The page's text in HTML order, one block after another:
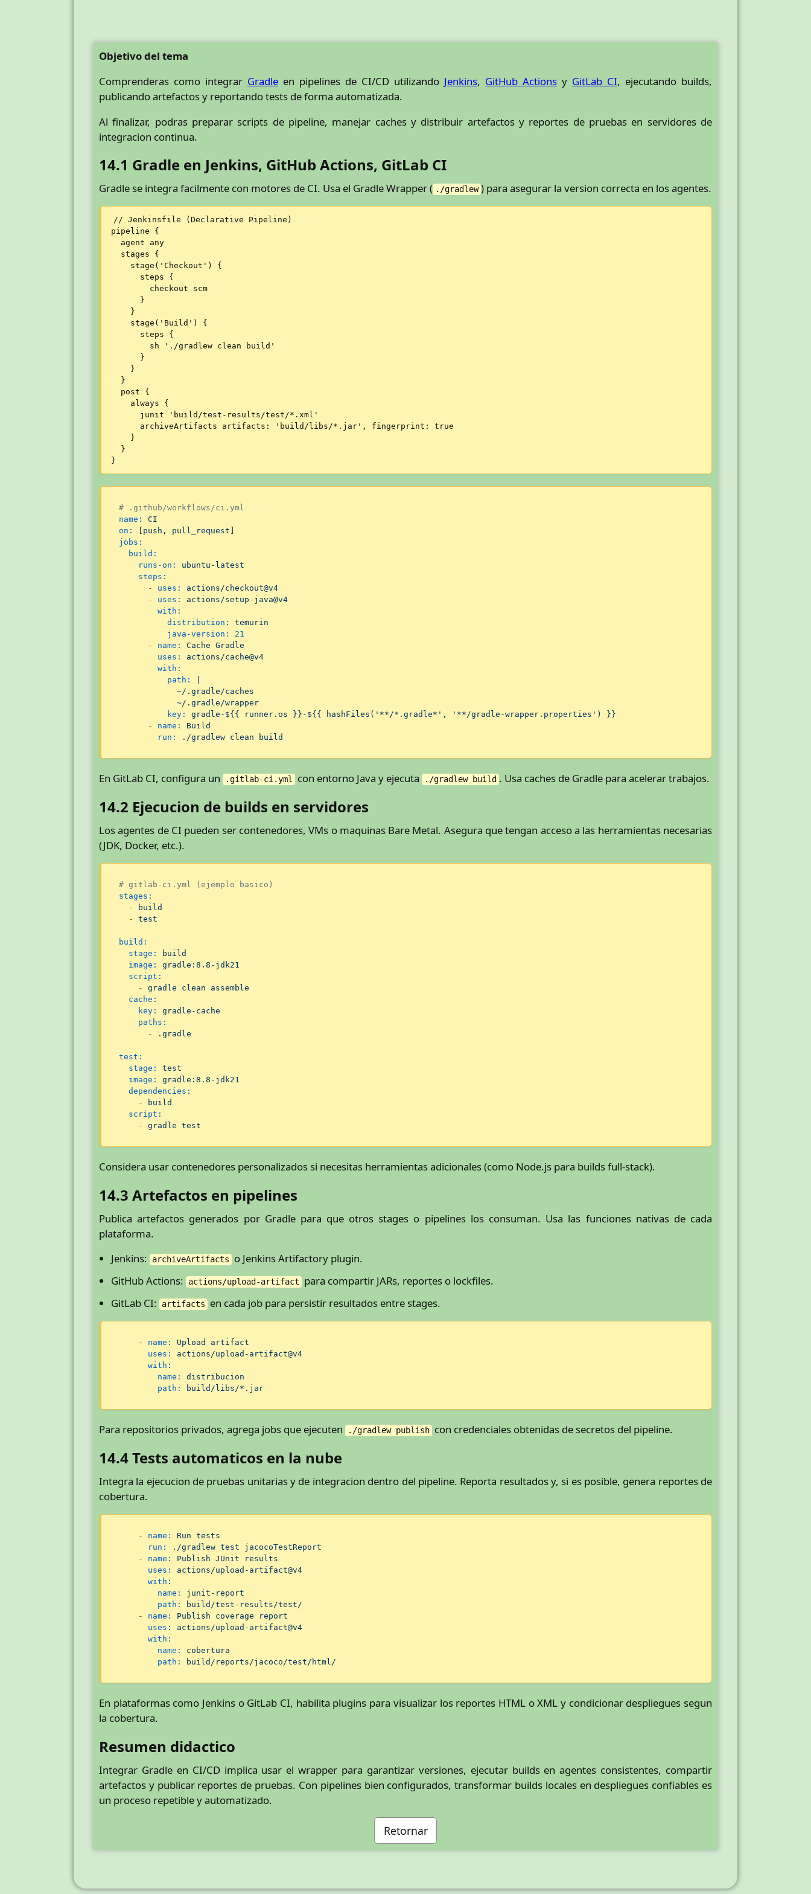
Objetivo del tema
Comprenderas como integrar Gradle en pipelines de CI/CD utilizando Jenkins, GitHub Actions y GitLab CI, ejecutando builds,
publicando artefactos y reportando tests de forma automatizada.
Al finalizar, podras preparar scripts de pipeline, manejar caches y distribuir artefactos y reportes de pruebas en servidores de
integracion continua.
14.1 Gradle en Jenkins, GitHub Actions, GitLab CI
Gradle se integra facilmente con motores de CI. Usa el Gradle Wrapper ( ./gradlew ) para asegurar la version correcta en los agentes.
// Jenkinsfile (Declarative Pipeline)
pipeline {
  agent any
  stages {
    stage('Checkout') {
      steps {
        checkout scm
      }
    }
    stage('Build') {
      steps {
        sh './gradlew clean build'
      }
    }
  }
  post {
    always {
      junit 'build/test-results/test/*.xml'
      archiveArtifacts artifacts: 'build/libs/*.jar', fingerprint: true
    }
  }
}
# .github/workflows/ci.yml
name:
CI
on:
push , pull_request
jobs:
build:
runs-on:
ubuntu-latest
steps:
-
uses:
actions/checkout@v4
-
uses:
actions/setup-java@v4
with:
distribution:
temurin
java-version:
21
-
name: Cache Gradle
uses:
actions/cache@v4
with:
path:
            ~/.gradle/caches
key:
gradle-${{ runner.os }}-${{ hashFiles('**/*.gradle*', '**/gradle-wrapper.properties' )
}}
-
name:
Build
run:
./gradlew clean build
En GitLab CI, configura un .gitlab-ci.yml con entorno Java y ejecuta ./gradlew build . Usa caches de Gradle para acelerar trabajos.
14.2 Ejecucion de builds en servidores
Los agentes de CI pueden ser contenedores, VMs o maquinas Bare Metal. Asegura que tengan acceso a las herramientas necesarias
(JDK, Docker, etc.).
# gitlab-ci.yml (ejemplo basico)
stages:
-
build
-
test
build:
stage:
build
image:
gradle:8.8-jdk21
script:
-
gradle clean
assemble
cache:
key:
gradle-cache
paths:
-
.gradle
test:
stage:
test
image:
gradle:8.8-jdk21
dependencies:
-
build
script:
-
gradle test
Considera usar contenedores personalizados si necesitas herramientas adicionales (como Node.js para builds full-stack).
14.3 Artefactos en pipelines
Publica artefactos generados por Gradle para que otros stages o pipelines los consuman. Usa las funciones nativas de cada
plataforma.
Jenkins:
archiveArtifacts
o Jenkins Artifactory plugin.
GitHub Actions:
actions/upload-artifact
para compartir JARs, reportes o lockfiles.
GitLab CI:
artifacts en cada job para persistir resultados entre stages.
- name: Upload
artifact
uses:
actions/upload-artifact@v4
with:
name:
distribucion
path:
build/libs/*.jar
Para repositorios privados, agrega jobs que ejecuten ./gradlew publish con credenciales obtenidas de secretos del pipeline.
14.4 Tests automaticos en la nube
Integra la ejecucion de pruebas unitarias y de integracion dentro del pipeline. Reporta resultados y, si es posible, genera reportes de
cobertura.
- name: Run tests
run:
./gradlew test
jacocoTestReport
-
name: Publish JUnit
results
uses:
actions/upload-artifact@v4
with:
name:
junit-report
path:
build/test-results/test/
-
name: Publish coverage
report
uses:
actions/upload-artifact@v4
with:
name:
cobertura
path:
build/reports/jacoco/test/html/
En plataformas como Jenkins o GitLab CI, habilita plugins para visualizar los reportes HTML o XML y condicionar despliegues segun
la cobertura.
Resumen didactico
Integrar Gradle en CI/CD implica usar el wrapper para garantizar versiones, ejecutar builds en agentes consistentes, compartir
artefactos y publicar reportes de pruebas. Con pipelines bien configurados, transformar builds locales en despliegues confiables es
un proceso repetible y automatizado.
Retornar